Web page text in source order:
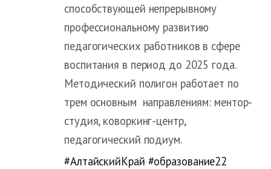
способствующей непрерывному
профессиональному развитию
педагогических работников в сфере
воспитания в период до 2025 года.
Методический полигон работает по
трем основным направлениям: ментор-
студия, коворкинг-центр,
педагогический подиум.
#АлтайскийКрай #образование22